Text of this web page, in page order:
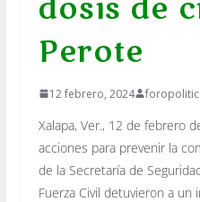
dosis de
Perote
12 febrero, 2024
Xalapa, Ver., 12 de febrero
acciones para prevenir la
de la Secretaría de
Fuerza Civil detuvieron a